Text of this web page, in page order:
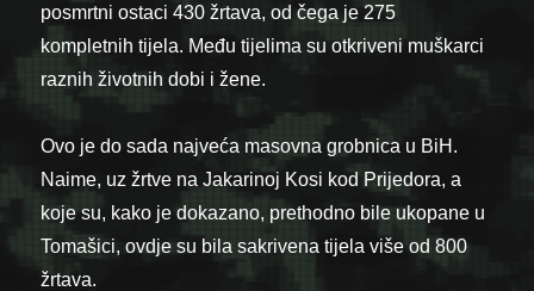
posmrtni ostaci 430 žrtava, od čega je 275
kompletnih tijela. Među tijelima su otkriveni muškarci
raznih životnih dobi i žene.
Ovo je do sada najveća masovna grobnica u BiH.
Naime, uz žrtve na Jakarinoj Kosi kod Prijedora, a
koje su, kako je dokazano, prethodno bile ukopane u
Tomašici, ovdje su bila sakrivena tijela više od 800
žrtava.